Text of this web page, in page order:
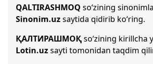
QALTIRASHMOQ so‘zining
Sinonim.uzsaytida qidirib ko‘ring.
ҚАЛТИРАШМОҚso‘zining kirillcha
Lotin.uzsayti tomonidan taqdim